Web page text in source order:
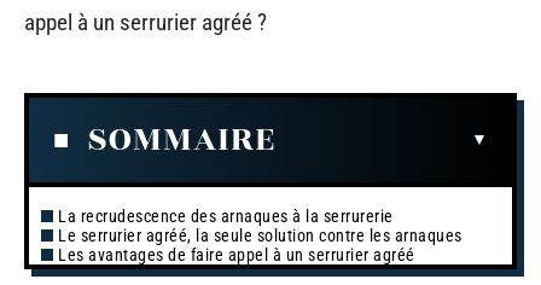
appel à un serrurier agréé ?
SOMMAIRE
La recrudescence des arnaques à la serrurerie
Le serrurier agréé, la seule solution contre les arnaques
Les avantages de faire appel à un serrurier agréé